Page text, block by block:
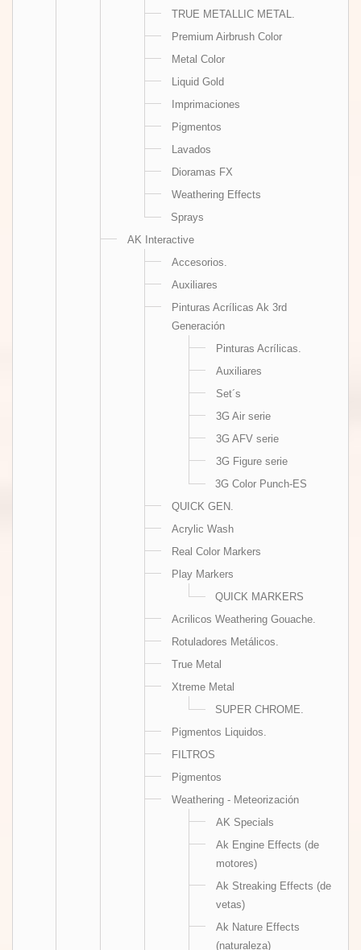
TRUE METALLIC METAL.
Premium Airbrush Color
Metal Color
Liquid Gold
Imprimaciones
Pigmentos
Lavados
Dioramas FX
Weathering Effects
Sprays
AK Interactive
Accesorios.
Auxiliares
Pinturas Acrílicas Ak 3rd
Generación
Pinturas Acrílicas.
Auxiliares
Set´s
3G Air serie
3G AFV serie
3G Figure serie
3G Color Punch-ES
QUICK GEN.
Acrylic Wash
Real Color Markers
Play Markers
QUICK MARKERS
Acrilicos Weathering Gouache.
Rotuladores Metálicos.
True Metal
Xtreme Metal
SUPER CHROME.
Pigmentos Liquidos.
FILTROS
Pigmentos
Weathering - Meteorización
AK Specials
Ak Engine Effects (de
motores)
Ak Streaking Effects (de
vetas)
Ak Nature Effects
(naturaleza)